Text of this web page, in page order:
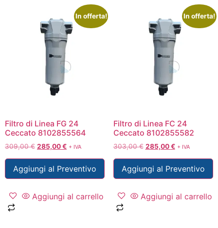
In offerta!
Filtro di Linea FG 24
Ceccato 8102855564
309,00€ 285,00€ + IVA
Aggiungi al Preventivo
Aggiungi al carrello
In offerta!
Filtro di Linea FC 24
Ceccato 8102855582
303,00€ 285,00€ + IVA
Aggiungi al Preventivo
Aggiungi al carrello